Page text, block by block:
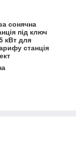
сонячна
під ключ
кВт для
станція